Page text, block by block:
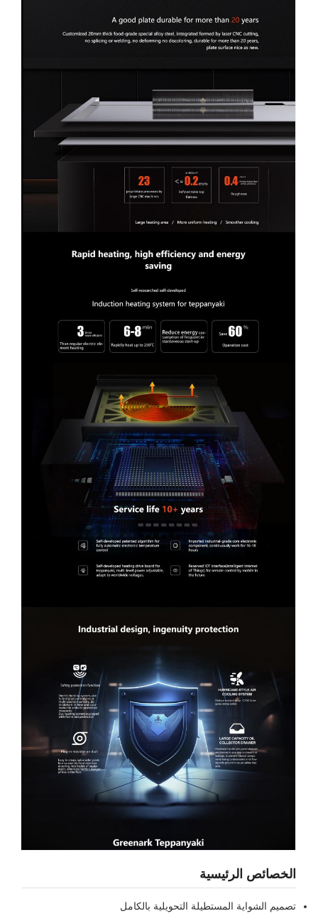
الخصائص الرئيسية
تصميم الشواية المستطيلة التحويلية بالكامل